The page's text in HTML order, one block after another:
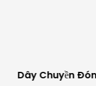
Dây Chuyền